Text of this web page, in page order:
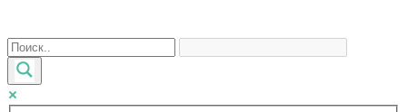
к
контенту